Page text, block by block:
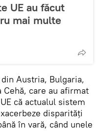
UE au făcut
mai multe
Austria, Bulgaria,
Cehă, care au afirmat
că actualul sistem
disparităţi
în vară, când unele